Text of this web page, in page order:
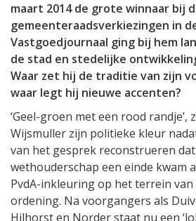
maart 2014 de grote winnaar bij
gemeenteraadsverkiezingen in
Vastgoedjournaal ging bij hem
de stad en stedelijke
Waar zet hij de traditie van zijn
waar legt hij nieuwe accenten?
‘Geel-groen met een rood randje’,
Wijsmuller zijn politieke kleur
van het gesprek reconstrueren
wethouderschap een einde kwam
PvdA-inkleuring op het terrein
ordening. Na voorgangers als
Hilhorst en Norder staat nu een